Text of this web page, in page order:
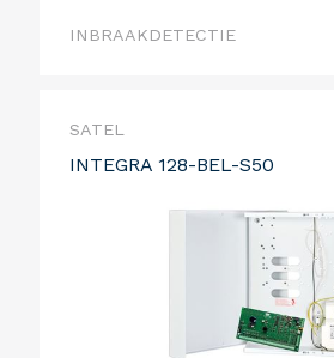
INBRAAKDETECTIE
SATEL
INTEGRA 128-BEL-S50